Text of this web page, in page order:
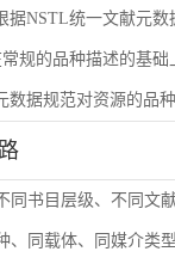
据NSTL统一文献元
规的品种描述的基
据规范对资源的品
同书目层级、不同文
、同载体、同媒介类